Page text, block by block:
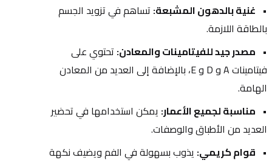
غنية بالدهون المشبعة:
بالطاقة اللازمة.
مصدر جيد للفيتامينات والمعادن:
الهامة.
مناسبة لجميع الأعمار:
العديد من الأطباق والوصفات.
قوام كريمي: